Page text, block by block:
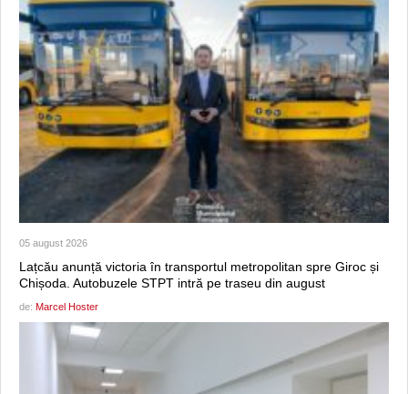
05 august 2026
Lațcău anunță victoria în transportul metropolitan spre Giroc și
Chișoda. Autobuzele STPT intră pe traseu din august
de: Marcel Hoster